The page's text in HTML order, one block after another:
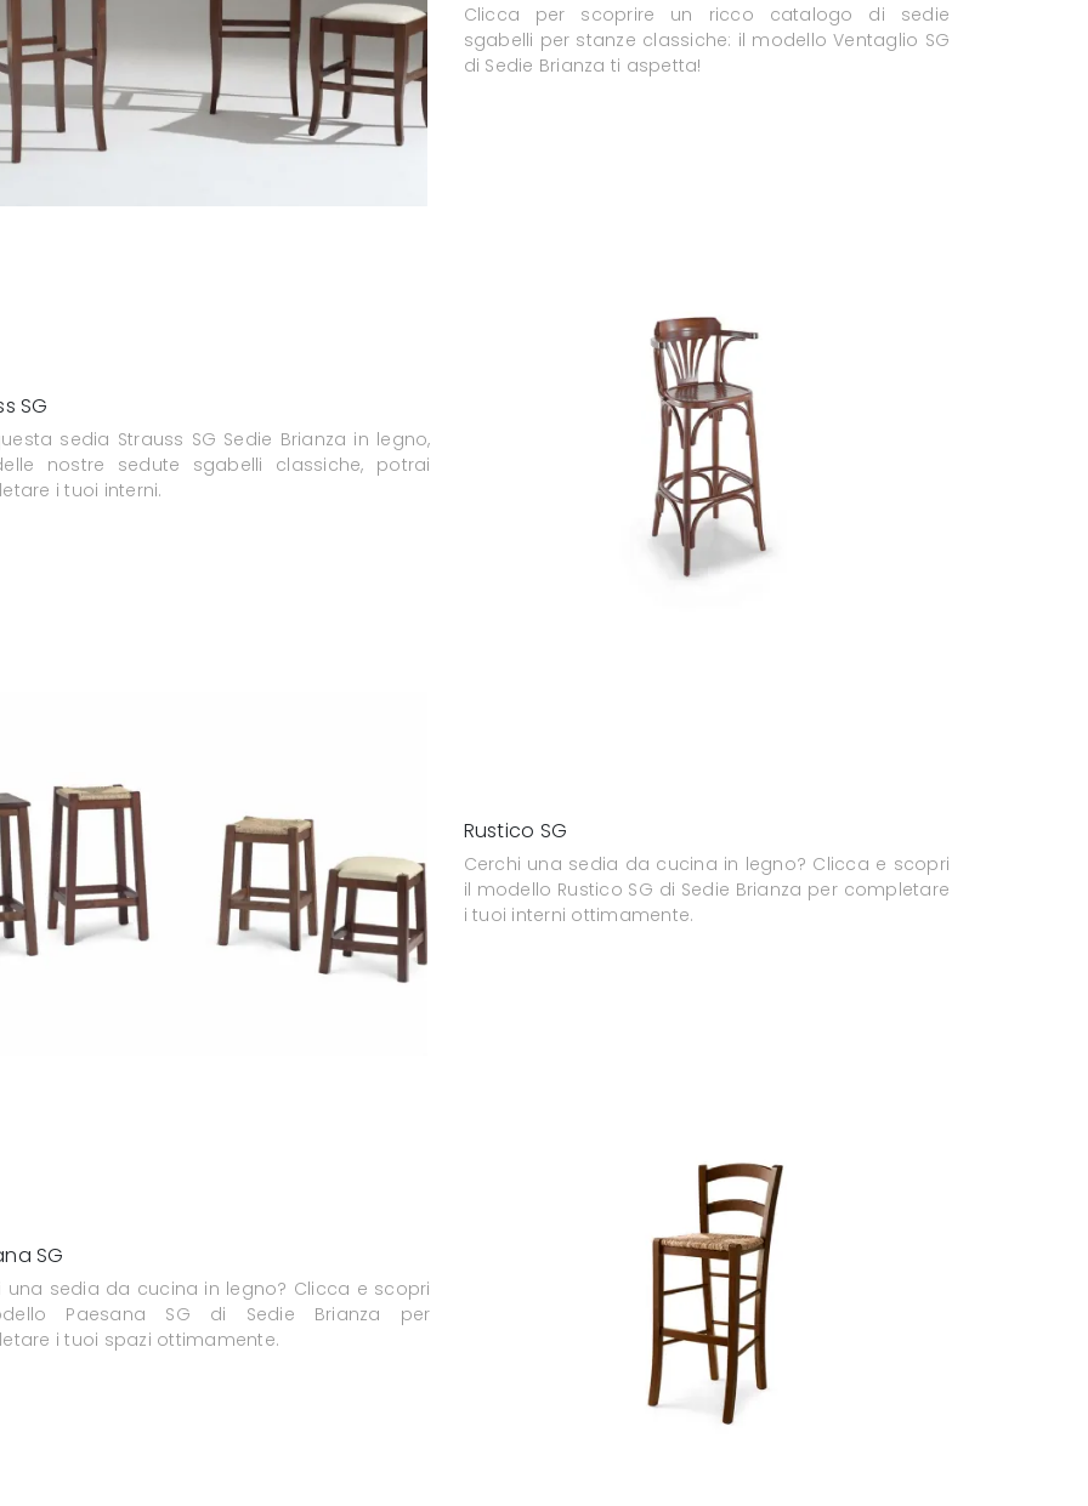
Clicca per scoprire un ricco catalogo di sedie
sgabelli per stanze classiche: il modello Ventaglio SG
di Sedie Brianza ti aspetta!
SG
sedia Strauss SG Sedie Brianza in legno,
nostre sedute sgabelli classiche, potrai
i tuoi interni.
Rustico SG
Cerchi una sedia da cucina in legno? Clicca e scopri
il modello Rustico SG di Sedie Brianza per completare
i tuoi interni ottimamente.
SG
una sedia da cucina in legno? Clicca e scopri
Paesana SG di Sedie Brianza per
i tuoi spazi ottimamente.